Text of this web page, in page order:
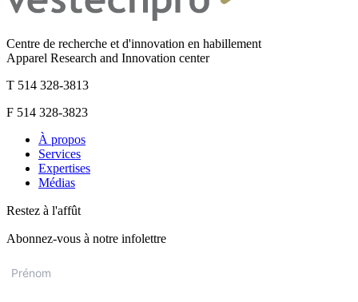
Centre de recherche et d'innovation en habillement
Apparel Research and Innovation center
T 514 328-3813
F 514 328-3823
À propos
Services
Expertises
Médias
Restez à l'affût
Abonnez-vous à notre infolettre